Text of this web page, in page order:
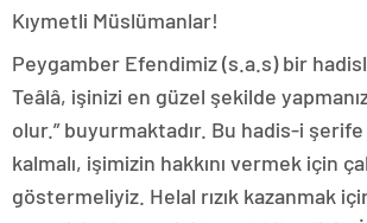
Kıymetli Müslümanlar!
Peygamber Efendimiz (s.a.s) bir
Teâlâ, işinizi en güzel şekilde
olur.” buyurmaktadır. Bu hadis-i
kalmalı, işimizin hakkını vermek için
göstermeliyiz. Helal rızık kazanmak